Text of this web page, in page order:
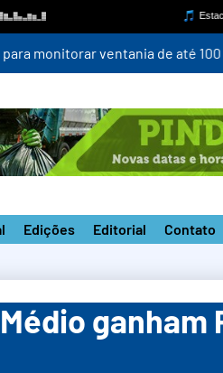
monitorar ventania de até
Edições Editorial Contato
ganham